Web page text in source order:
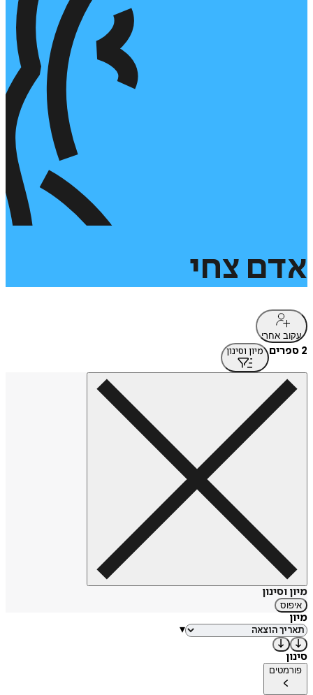
אדם צחי
עקוב אחרי
2 ספרים מיון וסינון
מיון וסינון
איפוס
מיון
▾
סינון
פורמטים